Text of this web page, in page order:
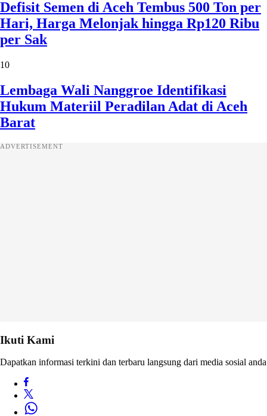
Defisit Semen di Aceh Tembus 500 Ton per
Hari, Harga Melonjak hingga Rp120 Ribu
per Sak
10
Lembaga Wali Nanggroe Identifikasi
Hukum Materiil Peradilan Adat di Aceh
Barat
ADVERTISEMENT
Ikuti Kami
Dapatkan informasi terkini dan terbaru langsung dari media sosial anda